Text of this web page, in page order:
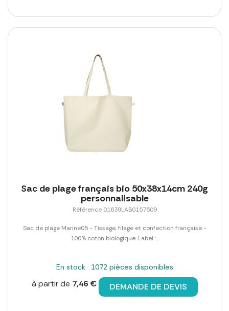
Sac de plage français bio 50x38x14cm 240g
personnalisable
Référence 01639LAB0157509
Sac de plage Marine05 - Tissage, filage et confection française -
100% coton biologique. Label :...
En stock : 1072 pièces disponibles
à partir de 7,46 € DEMANDE DE DEVIS